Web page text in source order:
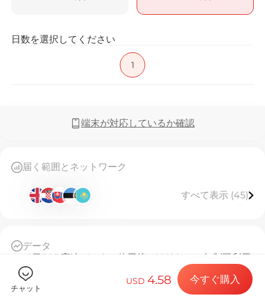
Greeceで
Billion
目的地とデ
データプラ
日数を選択してください
1
端末が対応しているか確認
届く範囲とネットワーク
すべて表示 (45)
データ
1日3GB高速データ、使用後は128kbpsで無制限利用
デイリー基準
自動アクティベーション後、24時間ごとに1日として
カウント。
チャット
USD4.58 今すぐ購入